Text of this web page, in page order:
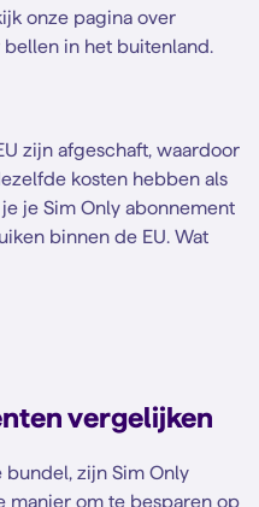
onze pagina over
in het buitenland.
zijn afgeschaft, waardoor
kosten hebben als
je Sim Only abonnement
binnen de EU. Wat
vergelijken
zijn Sim Only
manier om te besparen op